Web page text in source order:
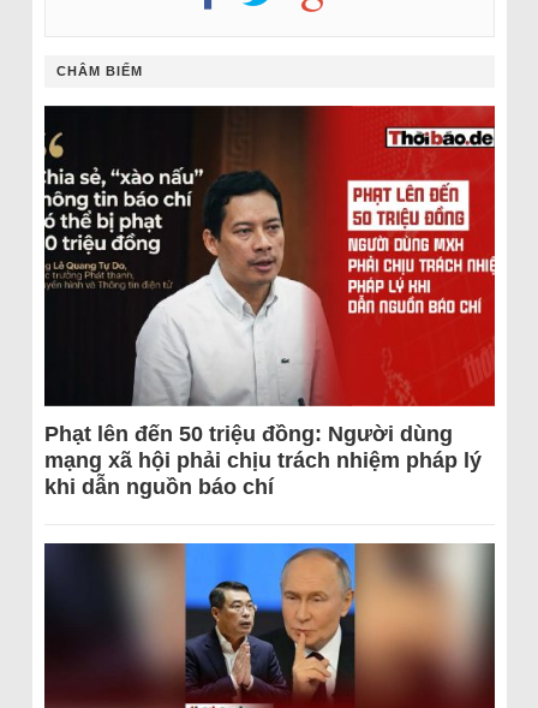
CHÂM BIẾM
Phạt lên đến 50 triệu đồng: Người dùng
mạng xã hội phải chịu trách nhiệm pháp lý
khi dẫn nguồn báo chí